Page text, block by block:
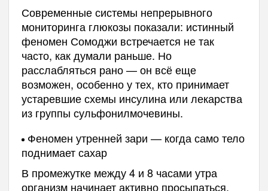
Современные системы непрерывного
мониторинга глюкозы показали: истинный
феномен Сомоджи встречается не так
часто, как думали раньше. Но
расслабляться рано — он всё еще
возможен, особенно у тех, кто принимает
устаревшие схемы инсулина или лекарства
из группы сульфонилмочевины.
Феномен утренней зари — когда само тело
поднимает сахар
В промежутке между 4 и 8 часами утра
организм начинает активно просыпаться.